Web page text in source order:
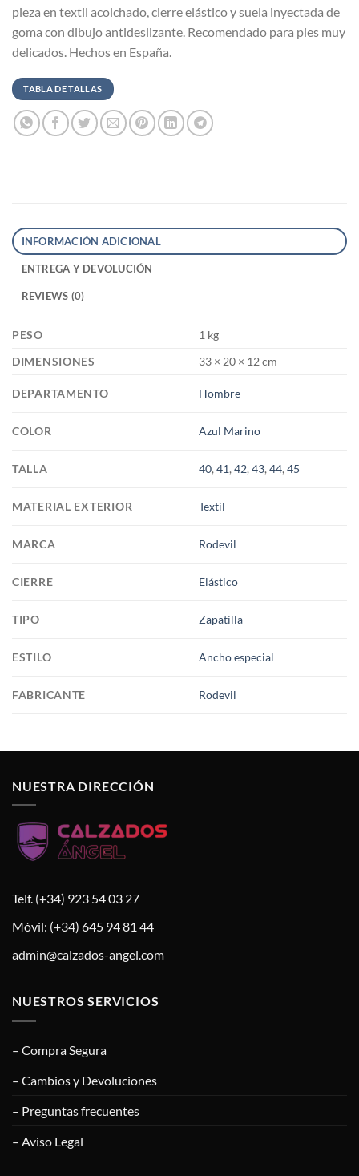
pieza en textil acolchado, cierre elástico y suela inyectada de
goma con dibujo antideslizante. Recomendado para pies muy
delicados. Hechos en España.
TABLA DE TALLAS
INFORMACIÓN ADICIONAL
ENTREGA Y DEVOLUCIÓN
REVIEWS (0)
PESO
1 kg
DIMENSIONES
33 × 20 × 12 cm
DEPARTAMENTO Hombre
COLOR Azul Marino
TALLA 40,41,42,43,44,45
MATERIAL EXTERIOR Textil
MARCA Rodevil
CIERRE Elástico
TIPO Zapatilla
ESTILO Ancho especial
FABRICANTE Rodevil
NUESTRA DIRECCIÓN
Telf. (+34) 923 54 03 27
Móvil: (+34) 645 94 81 44
admin@calzados-angel.com
NUESTROS SERVICIOS
– Compra Segura
– Cambios y Devoluciones
– Preguntas frecuentes
– Aviso Legal